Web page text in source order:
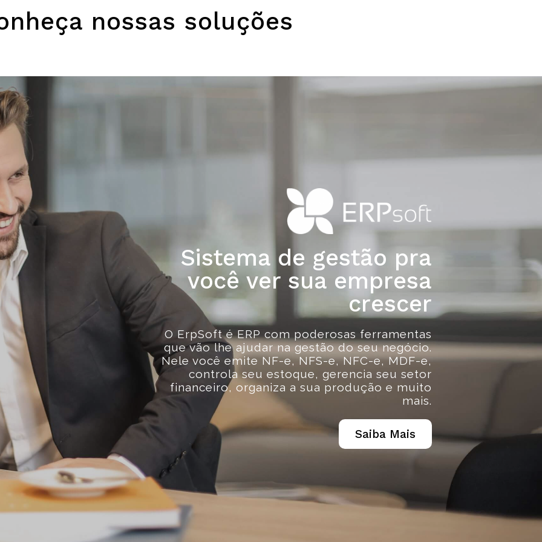
nossas soluções
Sistema de gestão pra
você ver sua empresa
crescer
O ErpSoft é ERP com poderosas ferramentas
que vão lhe ajudar na gestão do seu negócio.
Nele você emite NF-e, NFS-e, NFC-e, MDF-e,
controla seu estoque, gerencia seu setor
financeiro, organiza a sua produção e muito
mais.
Saiba Mais